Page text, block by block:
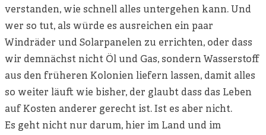
verstanden, wie schnell alles untergehen kann. Und
wer so tut, als würde es ausreichen ein paar
Windräder und Solarpanelen zu errichten, oder dass
wir demnächst nicht Öl und Gas, sondern Wasserstoff
aus den früheren Kolonien liefern lassen, damit alles
so weiter läuft wie bisher, der glaubt dass das Leben
auf Kosten anderer gerecht ist. Ist es aber nicht.
Es geht nicht nur darum, hier im Land und im